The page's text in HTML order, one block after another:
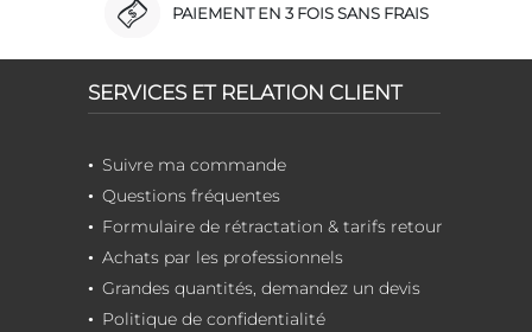
PAIEMENT EN 3 FOIS SANS FRAIS
SERVICES ET RELATION CLIENT
Suivre ma commande
Questions fréquentes
Formulaire de rétractation & tarifs retour
Achats par les professionnels
Grandes quantités, demandez un devis
Politique de confidentialité